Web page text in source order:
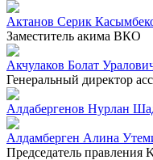
Актанов Серик
Заместитель акима ВКО
Акчулаков Болат
Генеральный директор
Алдабергенов Нурлан
Алдамберген Алина
Председатель правления